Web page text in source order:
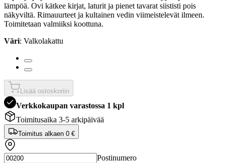
lämpöä. Ovi kätkee kirjat, laturit ja pienet tavarat siististi pois
näkyviltä. Rimauurteet ja kultainen vedin viimeistelevät ilmeen.
Toimitetaan valmiiksi koottuna.
Väri: Valkolakattu
Lisää ostoskoriin
Verkkokaupan varastossa 1 kpl
Toimitusaika 3-5 arkipäivää
Toimitus alkaen 0 €
Postinumero